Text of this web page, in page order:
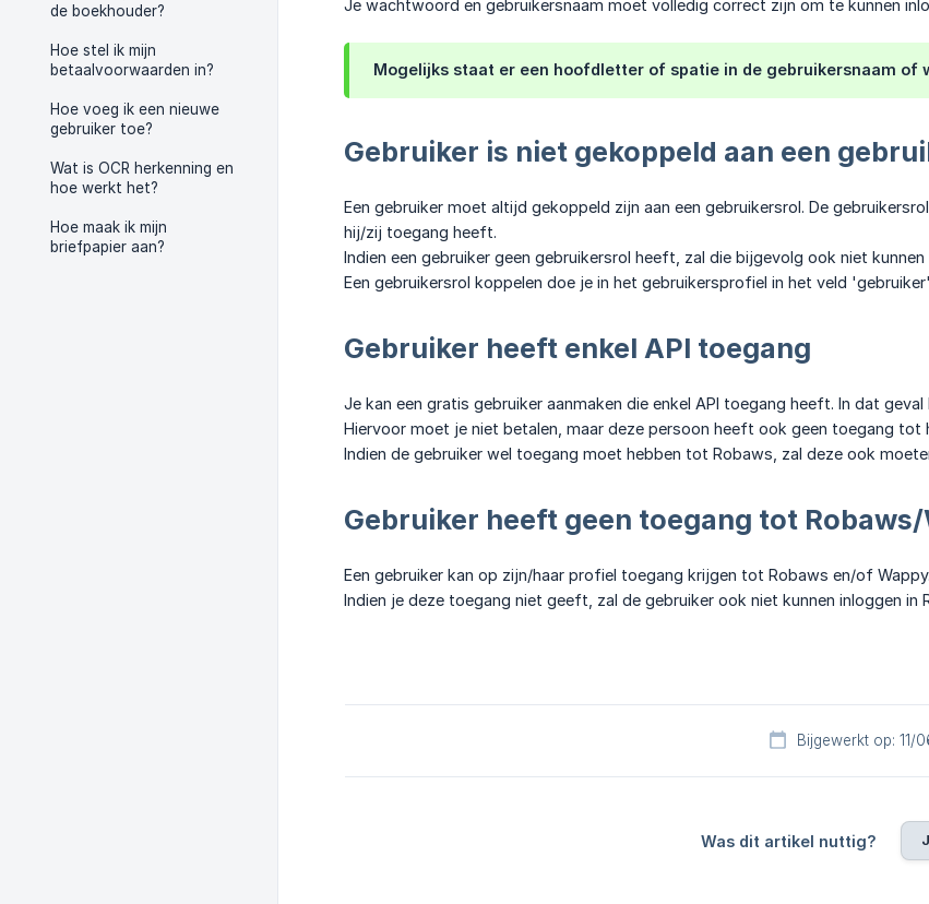
de boekhouder?
Hoe stel ik mijn
betaalvoorwaarden in?
Hoe voeg ik een nieuwe
gebruiker toe?
Wat is OCR herkenning en
hoe werkt het?
Hoe maak ik mijn
briefpapier aan?
Je wachtwoord en gebruikersnaam moet volledig correct zijn om te kunnen
Mogelijks staat er een hoofdletter of spatie in de gebruikersnaam
Gebruiker is niet gekoppeld aan een
Een gebruiker moet altijd gekoppeld zijn aan een gebruikersrol. De
hij/zij toegang heeft.
Indien een gebruiker geen gebruikersrol heeft, zal die bijgevolg ook niet kunnen
Een gebruikersrol koppelen doe je in het gebruikersprofiel in het veld
Gebruiker heeft enkel API toegang
Je kan een gratis gebruiker aanmaken die enkel API toegang heeft. In dat
Hiervoor moet je niet betalen, maar deze persoon heeft ook geen toegang
Indien de gebruiker wel toegang moet hebben tot Robaws, zal deze ook
Gebruiker heeft geen toegang tot
Een gebruiker kan op zijn/haar profiel toegang krijgen tot Robaws en/of Wappy.
Indien je deze toegang niet geeft, zal de gebruiker ook niet kunnen inloggen in
Bijgewerkt op: 11/
Was dit artikel nuttig?